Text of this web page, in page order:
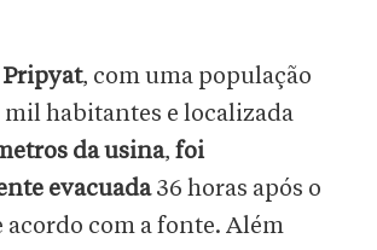
Pripyat, com uma população
mil habitantes e localizada
da usina, foi
evacuada36 horas após o
acordo com a fonte. Além